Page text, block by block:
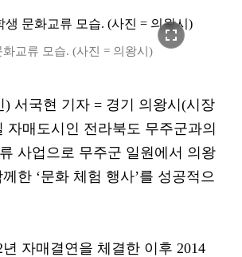
fullscreen
교류 모습. (사진 = 의왕시)
) 서국현 기자 = 경기 의왕시(시장
자매도시인 전라북도 무주군과의
사업으로 무주군 일원에서 의왕
한 ‘문화 체험 행사’를 성공적으
년 자매결연을 체결한 이후 2014